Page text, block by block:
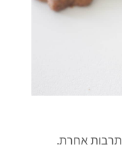
אחרת.